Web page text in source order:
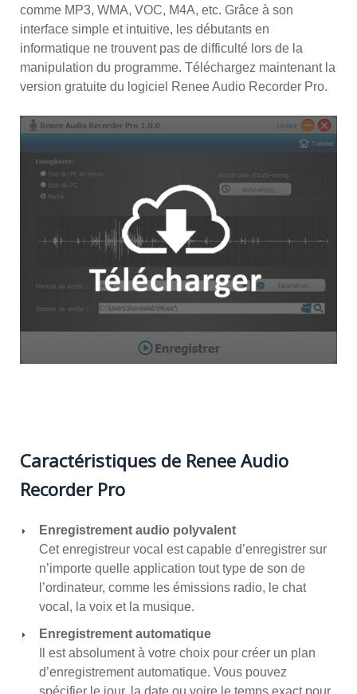
comme MP3, WMA, VOC, M4A, etc. Grâce à son
interface simple et intuitive, les débutants en
informatique ne trouvent pas de difficulté lors de la
manipulation du programme. Téléchargez maintenant la
version gratuite du logiciel Renee Audio Recorder Pro.
Caractéristiques de Renee Audio
Recorder Pro
Enregistrement audio polyvalent
Cet enregistreur vocal est capable d’enregistrer sur
n’importe quelle application tout type de son de
l’ordinateur, comme les émissions radio, le chat
vocal, la voix et la musique.
Enregistrement automatique
Il est absolument à votre choix pour créer un plan
d’enregistrement automatique. Vous pouvez